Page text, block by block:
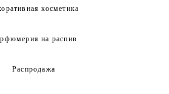
косметика
на распив
Распродажа